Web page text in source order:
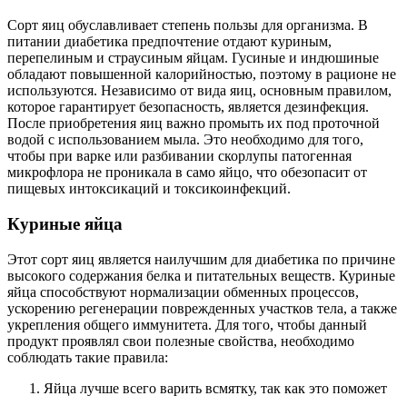
Сорт яиц обуславливает степень пользы для организма. В
питании диабетика предпочтение отдают куриным,
перепелиным и страусиным яйцам. Гусиные и индюшиные
обладают повышенной калорийностью, поэтому в рационе не
используются. Независимо от вида яиц, основным правилом,
которое гарантирует безопасность, является дезинфекция.
После приобретения яиц важно промыть их под проточной
водой с использованием мыла. Это необходимо для того,
чтобы при варке или разбивании скорлупы патогенная
микрофлора не проникала в само яйцо, что обезопасит от
пищевых интоксикаций и токсикоинфекций.
Куриные яйца
Этот сорт яиц является наилучшим для диабетика по причине
высокого содержания белка и питательных веществ. Куриные
яйца способствуют нормализации обменных процессов,
ускорению регенерации поврежденных участков тела, а также
укрепления общего иммунитета. Для того, чтобы данный
продукт проявлял свои полезные свойства, необходимо
соблюдать такие правила:
Яйца лучше всего варить всмятку, так как это поможет